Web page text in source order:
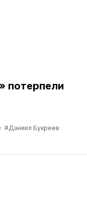
потерпели
#Даниил Букреев